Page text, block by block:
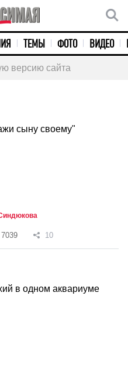
ТЕМЫ ФОТО ВИДЕО
версию сайта
сыну своему"
7039 10
в одном аквариуме